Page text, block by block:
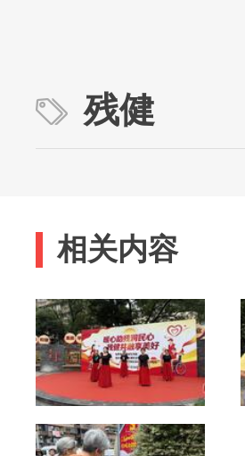
残健
相关内容